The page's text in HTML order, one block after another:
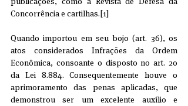
Concorrência e cartilhas.[1]
Quando importou em seu bojo (art. 36), os
atos considerados Infrações da Ordem
Econômica, consoante o disposto no art. 20
da Lei 8.884. Consequentemente houve o
aprimoramento das penas aplicadas, que
demonstrou ser um excelente auxílio e